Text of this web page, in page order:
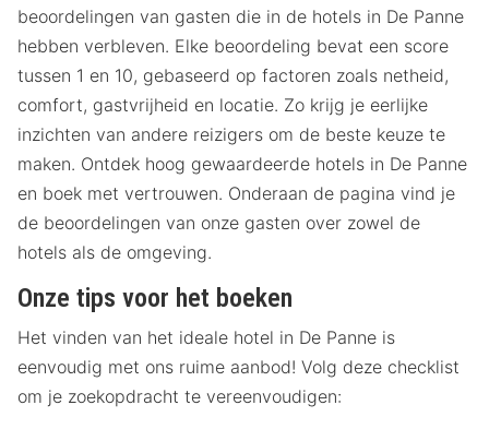
beoordelingen van gasten die in de hotels in De Panne
hebben verbleven. Elke beoordeling bevat een score
tussen 1 en 10, gebaseerd op factoren zoals netheid,
comfort, gastvrijheid en locatie. Zo krijg je eerlijke
inzichten van andere reizigers om de beste keuze te
maken. Ontdek hoog gewaardeerde hotels in De Panne
en boek met vertrouwen. Onderaan de pagina vind je
de beoordelingen van onze gasten over zowel de
hotels als de omgeving.
Onze tips voor het boeken
Het vinden van het ideale hotel in De Panne is
eenvoudig met ons ruime aanbod! Volg deze checklist
om je zoekopdracht te vereenvoudigen: